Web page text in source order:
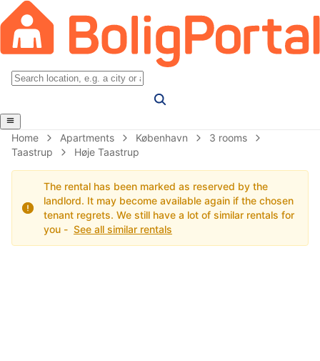
Home Apartments København
3 rooms
Taastrup
Høje Taastrup
The rental has been marked as reserved by the
landlord. It may become available again if the chosen
tenant regrets. We still have a lot of similar rentals for
you - See all similar rentals